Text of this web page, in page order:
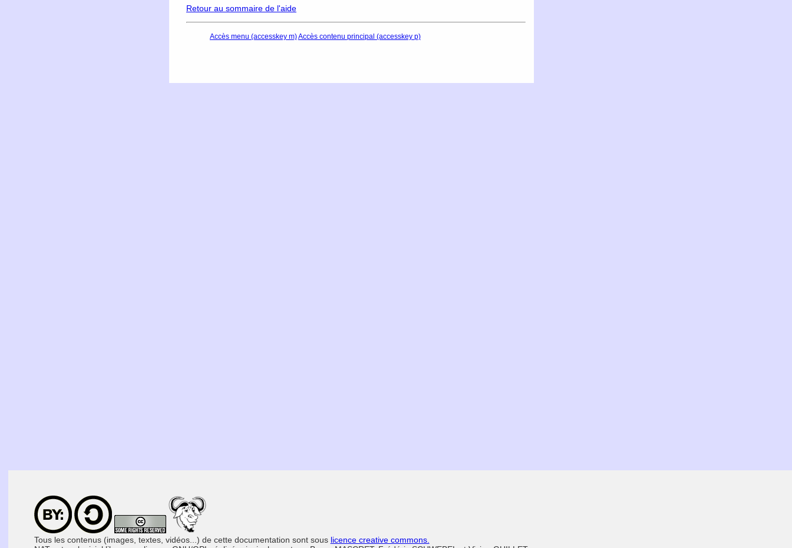
Retour au sommaire de l'aide
Accès menu (accesskey m)Accès contenu principal (accesskey p)
Tous les contenus (images, textes, vidéos...) de cette documentation sont sous licence creative commons.